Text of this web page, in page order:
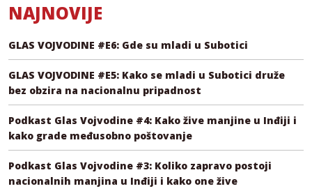
NAJNOVIJE
GLAS VOJVODINE #E6: Gde su mladi u Subotici
GLAS VOJVODINE #E5: Kako se mladi u Subotici druže
bez obzira na nacionalnu pripadnost
Podkast Glas Vojvodine #4: Kako žive manjine u Inđiji i
kako grade međusobno poštovanje
Podkast Glas Vojvodine #3: Koliko zapravo postoji
nacionalnih manjina u Inđiji i kako one žive